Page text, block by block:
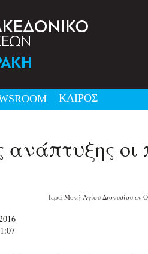
ΚΑΙΡΟΣ
ανάπτυξης οι
Ιερά Μονή Αγίου Διονυσίου εν